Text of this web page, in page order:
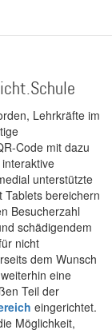
Lehrkräfte im
Code mit dazu
unterstützte
bereichern
Besucherzahl
schädigendem
nicht
dem Wunsch
eine
Teil der
eingerichtet.
Möglichkeit,